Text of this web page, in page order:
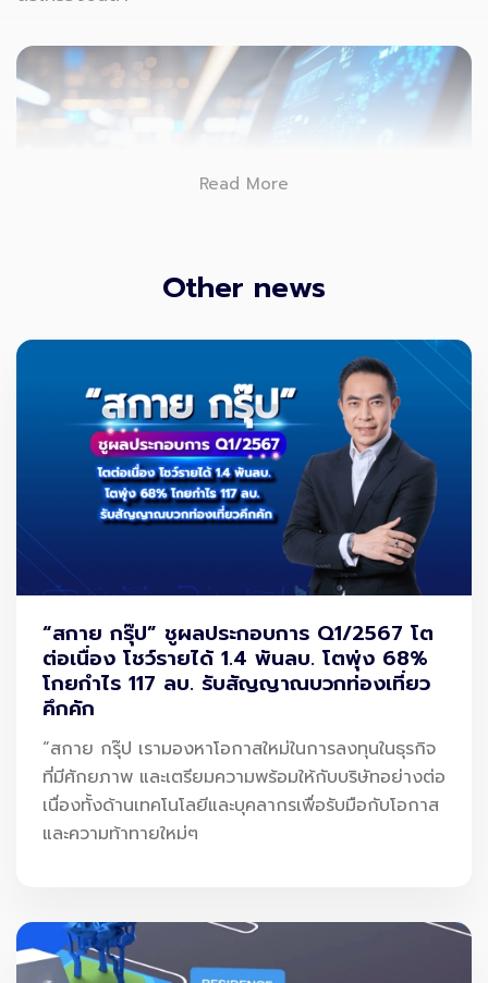
Read More
MCT คืออะไร และสำคัญอย่างไร
MCT คือ “ระยะเวลาน้อยที่สุด” ที่ผู้โดยสารต้องใช้ในการเปลี่ยน
เครื่องบินให้ทันเที่ยวบินถัดไป โดยครอบคลุมทุกขั้นตอน เช่น
ลงจากเครื่องบินลำแรก
ผ่านการตรวจคนเข้าเมือง (ถ้ามี)
ผ่านจุดตรวจความปลอดภัย
เดินทางไปยัง Gate ใหม่
ขึ้นเครื่องลำถัดไป
→ จะกลายเป็นตัวเลือกอันดับต้น ๆ ของสายการบินในการวาง
เส้นทาง Transit
→ สายการบินอาจเลือก Hub อื่นแทน เช่น สิงคโปร์ ดูไบ หรือ
ฮ่องกง
Other news
“สกาย กรุ๊ป” ชูผลประกอบการ Q1/2567 โต
ต่อเนื่อง โชว์รายได้ 1.4 พันลบ. โตพุ่ง 68%
โกยกำไร 117 ลบ. รับสัญญาณบวกท่องเที่ยว
คึกคัก
“สกาย กรุ๊ป เรามองหาโอกาสใหม่ในการลงทุนในธุรกิจ
ที่มีศักยภาพ และเตรียมความพร้อมให้กับบริษัทอย่างต่อ
เนื่องทั้งด้านเทคโนโลยีและบุคลากรเพื่อรับมือกับโอกาส
และความท้าทายใหม่ๆ